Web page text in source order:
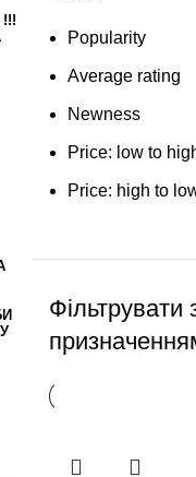
Popularity
Average rating
Newness
Price: low to
Price: high to
Фільтрувати